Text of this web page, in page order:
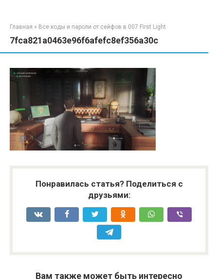
Главная » Все коды и пароли от сейфов в 007 First Light
7fca821a0463e96f6afefc8ef356a30c
Понравилась статья? Поделиться с
друзьями:
Вам также может быть интересно